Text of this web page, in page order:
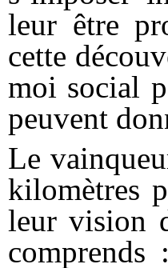
leur être
cette
moi social
peuvent
Le
kilomètres
leur vision